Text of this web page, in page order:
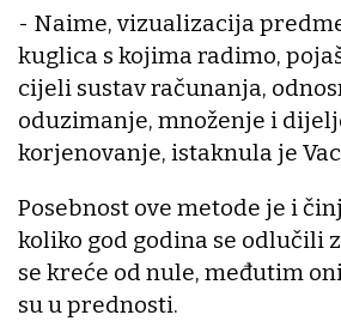
- Naime, vizualizacija
kuglica s kojima radimo,
cijeli sustav računanja,
oduzimanje, množenje i
korjenovanje, istaknula je
Posebnost ove metode je i
koliko god godina se odlučili
se kreće od nule, međutim
su u prednosti.